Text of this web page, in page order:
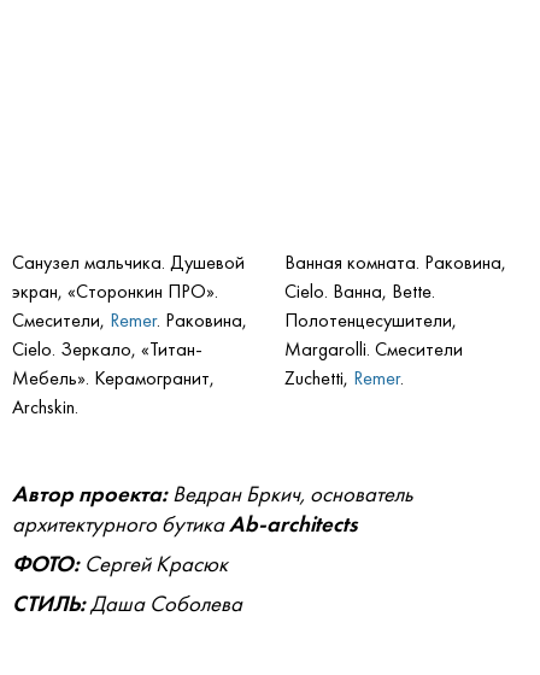
Санузел мальчика. Душевой
экран, «Сторонкин ПРО».
Смесители, Remer. Раковина,
Cielo. Зеркало, «Титан-
Мебель». Керамогранит,
Archskin.
Ванная комната. Раковина,
Cielo. Ванна, Bette.
Полотенцесушители,
Margarolli. Смесители
Zuchetti, Remer.
Автор проекта:Ведран Бркич, основатель
архитектурного бутикаAb-architects
ФОТО:Сергей Красюк
СТИЛЬ:Даша Соболева